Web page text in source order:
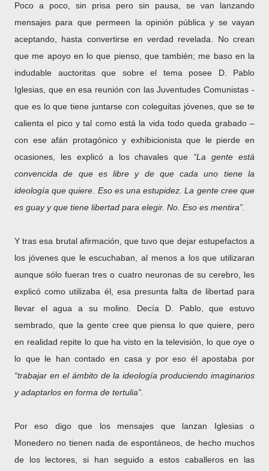
Poco a poco, sin prisa pero sin pausa, se van lanzando
mensajes para que permeen la opinión pública y se vayan
aceptando, hasta convertirse en verdad revelada. No crean
que me apoyo en lo que pienso, que también; me baso en la
indudable auctoritas que sobre el tema posee D. Pablo
Iglesias, que en esa reunión con las Juventudes Comunistas -
que es lo que tiene juntarse con coleguitas jóvenes, que se te
calienta el pico y tal como está la vida todo queda grabado –
con ese afán protagónico y exhibicionista que le pierde en
ocasiones, les explicó a los chavales que “La gente está
convencida de que es libre y de que cada uno tiene la
ideología que quiere. Eso es una estupidez. La gente cree que
es guay y que tiene libertad para elegir. No. Eso es mentira”.
Y tras esa brutal afirmación, que tuvo que dejar estupefactos a
los jóvenes que le escuchaban, al menos a los que utilizaran
aunque sólo fueran tres o cuatro neuronas de su cerebro, les
explicó como utilizaba él, esa presunta falta de libertad para
llevar el agua a su molino. Decía D. Pablo, que estuvo
sembrado, que la gente cree que piensa lo que quiere, pero
en realidad repite lo que ha visto en la televisión, lo que oye o
lo que le han contado en casa y por eso él apostaba por
“trabajar en el ámbito de la ideología produciendo imaginarios
y adaptarlos en forma de tertulia”.
Por eso digo que los mensajes que lanzan Iglesias o
Monedero no tienen nada de espontáneos, de hecho muchos
de los lectores, si han seguido a estos caballeros en las